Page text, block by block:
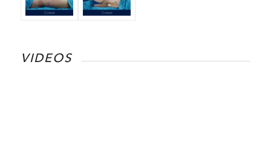
VIDEOS